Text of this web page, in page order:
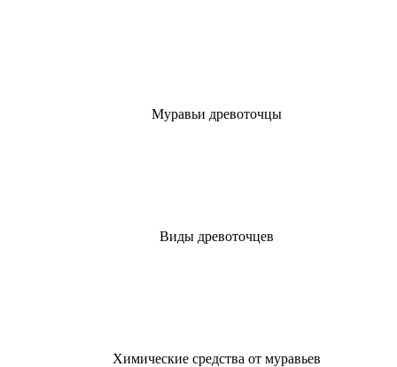
Муравьи древоточцы
Виды древоточцев
Химические средства от муравьев